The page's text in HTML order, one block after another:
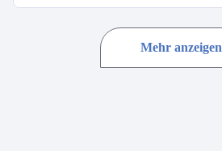
Mehr anzeigen